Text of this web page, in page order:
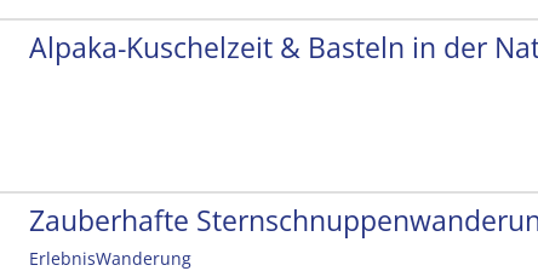
Alpaka-Kuschelzeit & Basteln in der
Zauberhafte
ErlebnisWanderung